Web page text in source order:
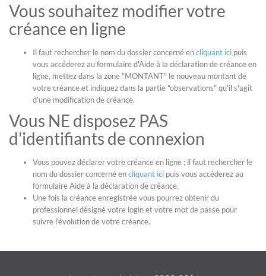
Vous souhaitez modifier votre
créance en ligne
Il faut rechercher le nom du dossier concerné encliquant ici puis
vous accéderez au formulaire d'Aide à la déclaration de créance en
ligne, mettez dans la zone "MONTANT" le nouveau montant de
votre créance et indiquez dans la partie "observations" qu'il s'agit
d'une modification de créance.
Vous NE disposez PAS
d'identifiants de connexion
Vous pouvez déclarer votre créance en ligne ; il faut rechercher le
nom du dossier concerné encliquant ici puis vous accéderez au
formulaire Aide à la déclaration de créance.
Une fois la créance enregistrée vous pourrez obtenir du
professionnel désigné votre login et votre mot de passe pour
suivre l'évolution de votre créance.